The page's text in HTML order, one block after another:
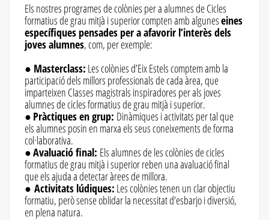
Els nostres programes de colònies per a alumnes de Cicles
formatius de grau mitjà i superior compten amb alguneseines
específiques pensades per a afavorir l’interès dels
joves alumnes, com, per exemple:
● Masterclass: Les colònies d’Eix Estels comptem amb la
participació dels millors professionals de cada àrea, que
imparteixen Classes magistrals inspiradores per als joves
alumnes de cicles formatius de grau mitjà i superior.
● Pràctiques en grup: Dinàmiques i activitats per tal que
els alumnes posin en marxa els seus coneixements de forma
col·laborativa.
●Avaluació final: Els alumnes de les colònies de cicles
formatius de grau mitjà i superior reben una avaluació final
que els ajuda a detectar àrees de millora.
● Activitats lúdiques: Les colònies tenen un clar objectiu
formatiu, però sense oblidar la necessitat d’esbarjo i diversió,
en plena natura.